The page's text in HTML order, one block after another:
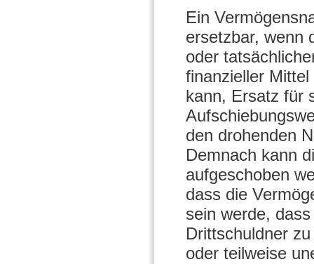
Ein
ersetzbar, wenn
oder
finanzieller
kann, Ersatz für
den drohenden
Demnach kann
aufgeschoben
dass die
sein werde,
Drittschuldner
oder teilweise